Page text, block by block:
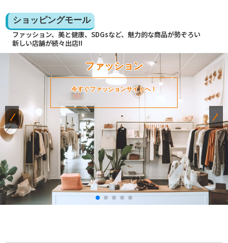
ショッピングモール
ファッション、美と健康、SDGsなど、魅力的な商品が勢ぞろい
新しい店舗が続々出店!!
ファッション
今すぐファッションサイトへ！